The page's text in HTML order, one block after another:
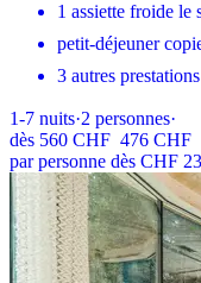
1 assiette froide le
petit-déjeuner
3 autres prestations
1-7 nuits·2 personnes·
dès 560 CHF 476 CHF
par personne dès CHF